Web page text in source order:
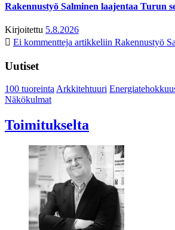
Rakennustyö Salminen laajentaa Turun
Kirjoitettu 5.8.2026
Ei kommentteja artikkeliin Rakennustyö
Uutiset
100 tuoreintaArkkitehtuuri
Näkökulmat
Toimitukselta